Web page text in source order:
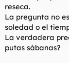
reseca.
La pregunta no
soledad o el
La verdadera
putas sábanas?